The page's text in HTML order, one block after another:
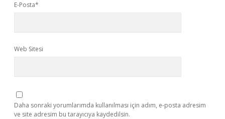
E-Posta*
Web Sitesi
Daha sonraki yorumlarımda kullanılması için adım, e-posta adresim
ve site adresim bu tarayıcıya kaydedilsin.